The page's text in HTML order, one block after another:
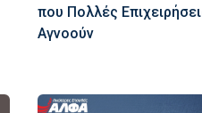
που Πολλές
Αγνοούν